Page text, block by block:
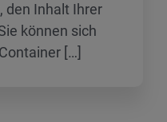
den Inhalt Ihrer
können sich
[…]